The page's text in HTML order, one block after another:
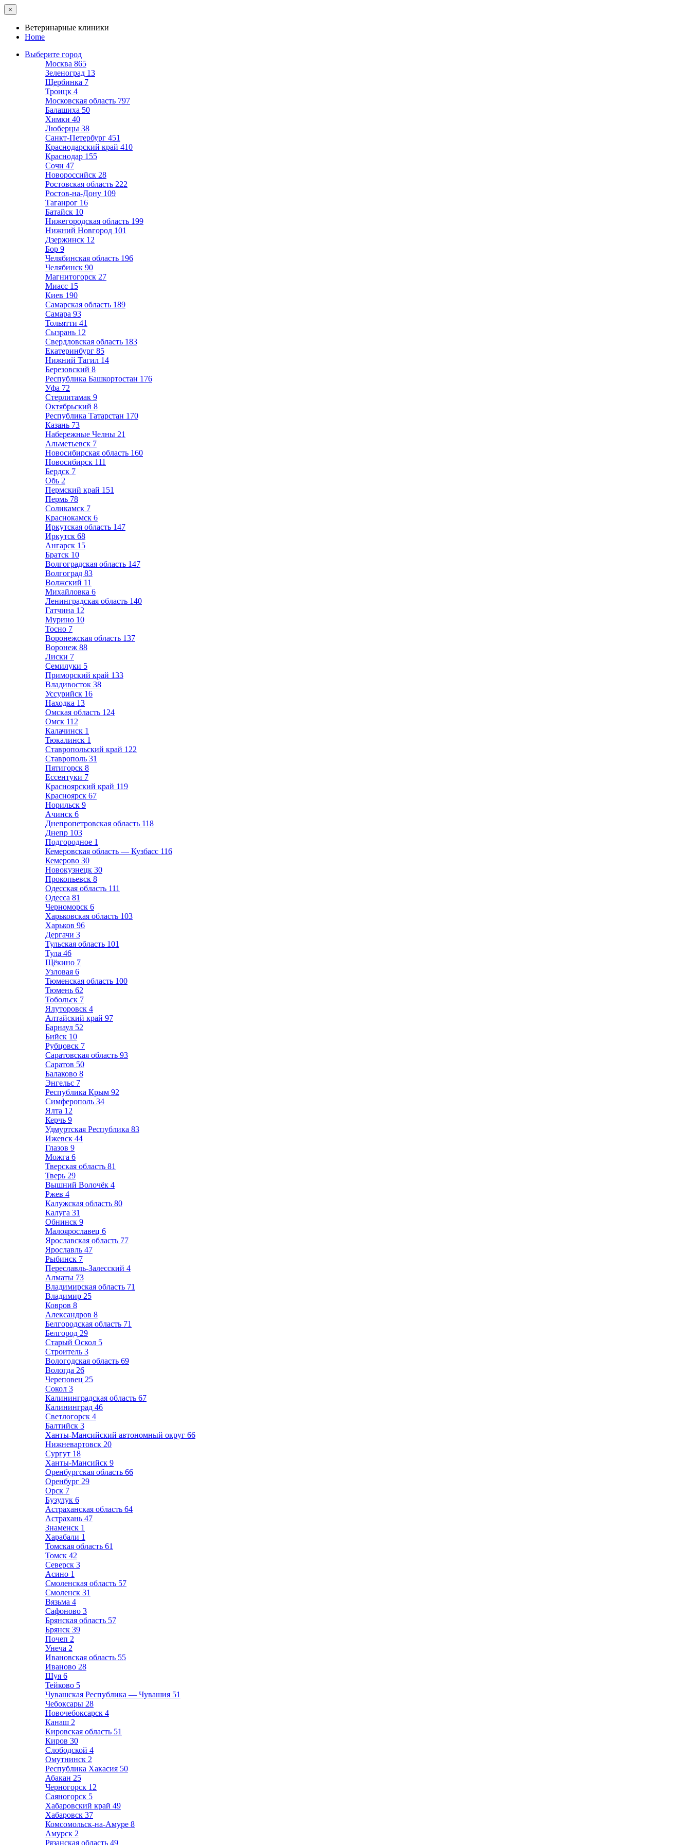
×
Ветеринарные клиники
Home
Выберите город
Москва 865
Зеленоград 13
Щербинка 7
Троицк 4
Московская область 797
Балашиха 50
Химки 40
Люберцы 38
Санкт-Петербург 451
Краснодарский край 410
Краснодар 155
Сочи 47
Новороссийск 28
Ростовская область 222
Ростов-на-Дону 109
Таганрог 16
Батайск 10
Нижегородская область 199
Нижний Новгород 101
Дзержинск 12
Бор 9
Челябинская область 196
Челябинск 90
Магнитогорск 27
Миасс 15
Киев 190
Самарская область 189
Самара 93
Тольятти 41
Сызрань 12
Свердловская область 183
Екатеринбург 85
Нижний Тагил 14
Березовский 8
Республика Башкортостан 176
Уфа 72
Стерлитамак 9
Октябрьский 8
Республика Татарстан 170
Казань 73
Набережные Челны 21
Альметьевск 7
Новосибирская область 160
Новосибирск 111
Бердск 7
Обь 2
Пермский край 151
Пермь 78
Соликамск 7
Краснокамск 6
Иркутская область 147
Иркутск 68
Ангарск 15
Братск 10
Волгоградская область 147
Волгоград 83
Волжский 11
Михайловка 6
Ленинградская область 140
Гатчина 12
Мурино 10
Тосно 7
Воронежская область 137
Воронеж 88
Лиски 7
Семилуки 5
Приморский край 133
Владивосток 38
Уссурийск 16
Находка 13
Омская область 124
Омск 112
Калачинск 1
Тюкалинск 1
Ставропольский край 122
Ставрополь 31
Пятигорск 8
Ессентуки 7
Красноярский край 119
Красноярск 67
Норильск 9
Ачинск 6
Днепропетровская область 118
Днепр 103
Подгородное 1
Кемеровская область — Кузбасс 116
Кемерово 30
Новокузнецк 30
Прокопьевск 8
Одесская область 111
Одесса 81
Черноморск 6
Харьковская область 103
Харьков 96
Дергачи 3
Тульская область 101
Тула 46
Щёкино 7
Узловая 6
Тюменская область 100
Тюмень 62
Тобольск 7
Ялуторовск 4
Алтайский край 97
Барнаул 52
Бийск 10
Рубцовск 7
Саратовская область 93
Саратов 50
Балаково 8
Энгельс 7
Республика Крым 92
Симферополь 34
Ялта 12
Керчь 9
Удмуртская Республика 83
Ижевск 44
Глазов 9
Можга 6
Тверская область 81
Тверь 29
Вышний Волочёк 4
Ржев 4
Калужская область 80
Калуга 31
Обнинск 9
Малоярославец 6
Ярославская область 77
Ярославль 47
Рыбинск 7
Переславль-Залесский 4
Алматы 73
Владимирская область 71
Владимир 25
Ковров 8
Александров 8
Белгородская область 71
Белгород 29
Старый Оскол 5
Строитель 3
Вологодская область 69
Вологда 26
Череповец 25
Сокол 3
Калининградская область 67
Калининград 46
Светлогорск 4
Балтийск 3
Ханты-Мансийский автономный округ 66
Нижневартовск 20
Сургут 18
Ханты-Мансийск 9
Оренбургская область 66
Оренбург 29
Орск 7
Бузулук 6
Астраханская область 64
Астрахань 47
Знаменск 1
Харабали 1
Томская область 61
Томск 42
Северск 3
Асино 1
Смоленская область 57
Смоленск 31
Вязьма 4
Сафоново 3
Брянская область 57
Брянск 39
Почеп 2
Унеча 2
Ивановская область 55
Иваново 28
Шуя 6
Тейково 5
Чувашская Республика — Чувашия 51
Чебоксары 28
Новочебоксарск 4
Канаш 2
Кировская область 51
Киров 30
Слободской 4
Омутнинск 2
Республика Хакасия 50
Абакан 25
Черногорск 12
Саяногорск 5
Хабаровский край 49
Хабаровск 37
Комсомольск-на-Амуре 8
Амурск 2
Рязанская область 49